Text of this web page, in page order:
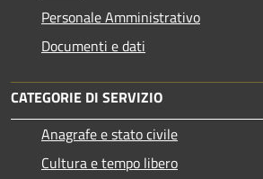
Personale Amministrativo
Documenti e dati
CATEGORIE DI SERVIZIO
Anagrafe e stato civile
Cultura e tempo libero